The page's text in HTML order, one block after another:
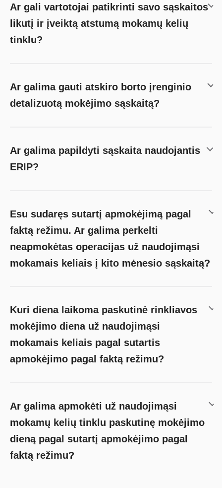
Ar gali vartotojai patikrinti savo sąskaitos
likutį ir įveiktą atstumą mokamų kelių
tinklu?
Ar galima gauti atskiro borto įrenginio
detalizuotą mokėjimo sąskaitą?
Ar galima papildyti sąskaita naudojantis
ERIP?
Esu sudaręs sutartį apmokėjimą pagal
faktą režimu. Ar galima perkelti
neapmokėtas operacijas už naudojimąsi
mokamais keliais į kito mėnesio sąskaitą?
Kuri diena laikoma paskutinė rinkliavos
mokėjimo diena už naudojimąsi
mokamais keliais pagal sutartis
apmokėjimo pagal faktą režimu?
Ar galima apmokėti už naudojimąsi
mokamų kelių tinklu paskutinę mokėjimo
dieną pagal sutartį apmokėjimo pagal
faktą režimu?